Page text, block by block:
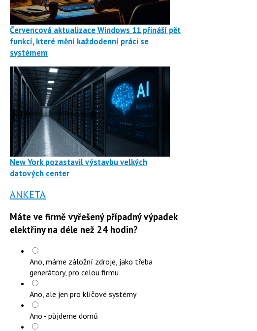
Červencová aktualizace Windows 11 přináší pět
funkcí, které mění každodenní práci se
systémem
New York pozastavil výstavbu velkých
datových center
ANKETA
Máte ve firmě vyřešený případný výpadek
elektřiny na déle než 24 hodin?
Ano, máme záložní zdroje, jako třeba
generátory, pro celou firmu
Ano, ale jen pro klíčové systémy
Ano - půjdeme domů